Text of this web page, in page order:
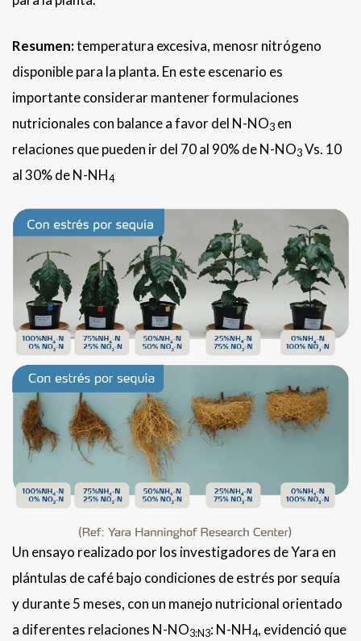
Resumen:temperatura excesiva, menosr nitrógeno
disponible para la planta. En este escenario es
importante considerar mantener formulaciones
nutricionales con balance a favor del N-NO3 en
relaciones que pueden ir del 70 al 90% de N-NO3Vs. 10
al 30% de N-NH4
Un ensayo realizado por los investigadores de Yara en
plántulas de café bajo condiciones de estrés por sequía
y durante 5 meses, con un manejo nutricional orientado
a diferentes relaciones N-NO3:N3: N-NH4, evidenció que